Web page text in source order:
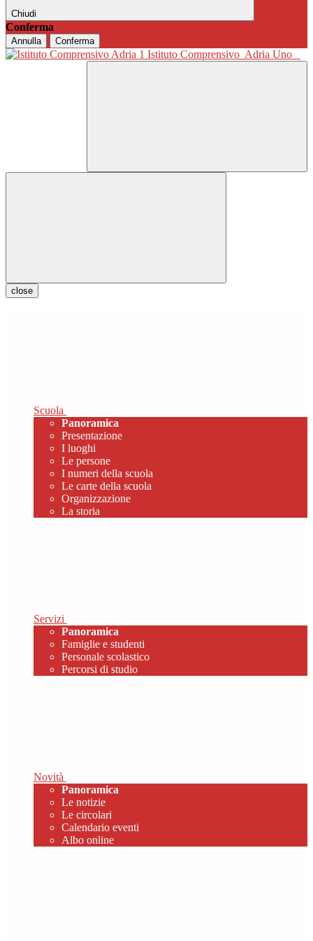
Chiudi
Conferma
Annulla Conferma
Istituto Comprensivo Adria Uno
close
Scuola
Panoramica
Presentazione
I luoghi
Le persone
I numeri della scuola
Le carte della scuola
Organizzazione
La storia
Servizi
Panoramica
Famiglie e studenti
Personale scolastico
Percorsi di studio
Novità
Panoramica
Le notizie
Le circolari
Calendario eventi
Albo online